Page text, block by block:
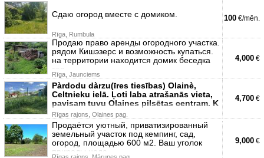
Сдаю огород вместе с домиком.
Rīga, Rumbula
100 €/mēn.
Продаю право аренды огородного участка.
рядом Кишэзерс и возможность купаться.
на территории находится домик беседка
теп
Rīga, Jaunciems
4,000 €
Pàrdodu dàrzu(īres tiesības) Olainè,
Celtnieku ielā. Ļoti laba atrašanās vieta,
pavisam tuvu Olaines pilsētas centram. K
Rīgas rajons, Olaines pag.
4,700 €
Продаётся уютный, приватизированный
земельный участок под кемпинг, сад,
огород, площадью 600 м2. Ваш уголок
природы неда
9,000 €